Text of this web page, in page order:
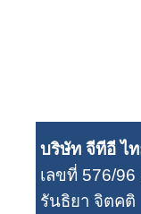
บริษัท จีทีอี ไ
เลขที่ 576/
รันธิยา จิตคติ